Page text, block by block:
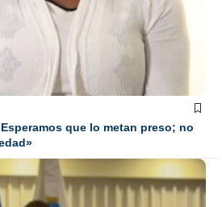
que lo metan preso; no